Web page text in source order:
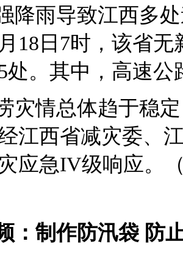
降雨导致江西多
18日7时，该省
处。其中，高速
灾情总体趋于稳
江西省减灾委、
应急IV级响应。
：制作防汛袋 防